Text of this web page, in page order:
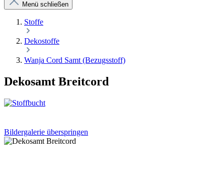
Menü schließen
Stoffe
Dekostoffe
Wanja Cord Samt (Bezugsstoff)
Dekosamt Breitcord
Bildergalerie überspringen